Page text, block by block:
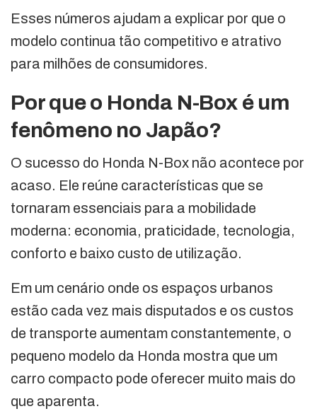
Esses números ajudam a explicar por que o
modelo continua tão competitivo e atrativo
para milhões de consumidores.
Por que o Honda N-Box é um
fenômeno no Japão?
O sucesso do Honda N-Box não acontece por
acaso. Ele reúne características que se
tornaram essenciais para a mobilidade
moderna: economia, praticidade, tecnologia,
conforto e baixo custo de utilização.
Em um cenário onde os espaços urbanos
estão cada vez mais disputados e os custos
de transporte aumentam constantemente, o
pequeno modelo da Honda mostra que um
carro compacto pode oferecer muito mais do
que aparenta.